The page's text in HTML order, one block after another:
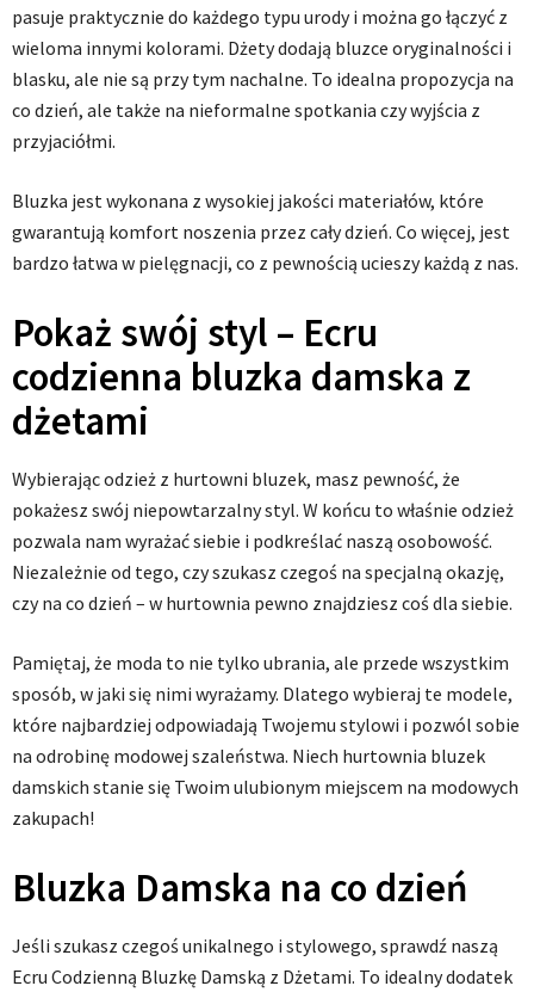
pasuje praktycznie do każdego typu urody i można go łączyć z
wieloma innymi kolorami. Dżety dodają bluzce oryginalności i
blasku, ale nie są przy tym nachalne. To idealna propozycja na
co dzień, ale także na nieformalne spotkania czy wyjścia z
przyjaciółmi.
Bluzka jest wykonana z wysokiej jakości materiałów, które
gwarantują komfort noszenia przez cały dzień. Co więcej, jest
bardzo łatwa w pielęgnacji, co z pewnością ucieszy każdą z nas.
Pokaż swój styl – Ecru
codzienna bluzka damska z
dżetami
Wybierając odzież z hurtowni bluzek, masz pewność, że
pokażesz swój niepowtarzalny styl. W końcu to właśnie odzież
pozwala nam wyrażać siebie i podkreślać naszą osobowość.
Niezależnie od tego, czy szukasz czegoś na specjalną okazję,
czy na co dzień – w hurtownia pewno znajdziesz coś dla siebie.
Pamiętaj, że moda to nie tylko ubrania, ale przede wszystkim
sposób, w jaki się nimi wyrażamy. Dlatego wybieraj te modele,
które najbardziej odpowiadają Twojemu stylowi i pozwól sobie
na odrobinę modowej szaleństwa. Niech hurtownia bluzek
damskich stanie się Twoim ulubionym miejscem na modowych
zakupach!
Bluzka Damska na co dzień
Jeśli szukasz czegoś unikalnego i stylowego, sprawdź naszą
Ecru Codzienną Bluzkę Damską z Dżetami. To idealny dodatek